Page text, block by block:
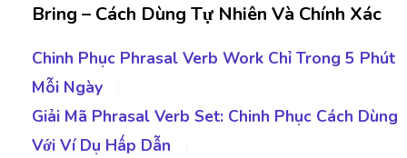
Bring – Cách Dùng Tự Nhiên Và Chính Xác
Chinh Phục Phrasal Verb Work Chỉ Trong 5 Phút
Mỗi Ngày
Giải Mã Phrasal Verb Set: Chinh Phục Cách Dùng
Với Ví Dụ Hấp Dẫn